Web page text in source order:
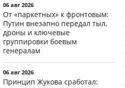
06 авг 2026
От «паркетных» к фронтовым:
Путин внезапно передал тыл,
дроны и ключевые
группировки боевым
генералам
06 авг 2026
Принцип Жукова сработал: